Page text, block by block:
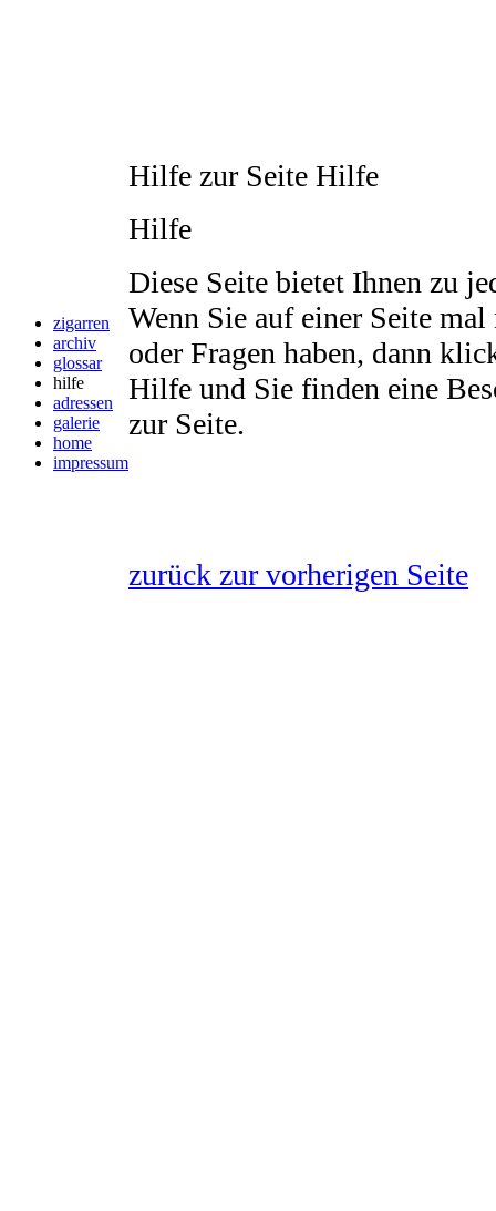
zigarren
archiv
glossar
hilfe
adressen
galerie
home
impressum
Hilfe zur Seite Hilfe
Hilfe
Diese Seite bietet Ihnen zu
Wenn Sie auf einer Seite
oder Fragen haben, dann
Hilfe und Sie finden eine
zur Seite.
zurück zur vorherigen Seite